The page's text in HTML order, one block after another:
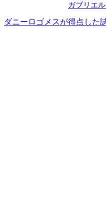
ガブリエ
ダニーロゴメスが得点した